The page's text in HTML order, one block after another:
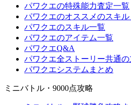
パワクエの特殊能力査定一覧
パワクエのオススメのスキル
パワクエのスキル一覧
パワクエのアイテム一覧
パワクエQ&A
パワクエ全ストーリー共通の
パワクエシステムまとめ
ミニバトル・9000点攻略